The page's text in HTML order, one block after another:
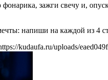
зажги свечу и,
напиши на каждой из 4
kudaufa.ru/uploads/